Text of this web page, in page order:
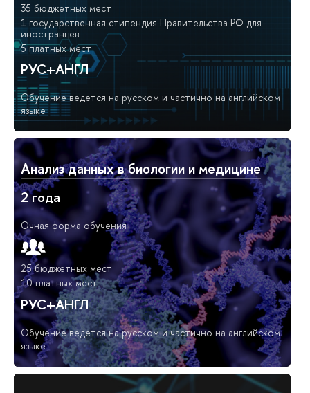
35 бюджетных мест
1 государственная стипендия Правительства РФ для
иностранцев
5 платных мест
РУС+АНГЛ
Обучение ведется на русском и частично на английском
языке
Анализ данных в биологии и медицине
2 года
Очная форма обучения
25 бюджетных мест
10 платных мест
РУС+АНГЛ
Обучение ведется на русском и частично на английском
языке